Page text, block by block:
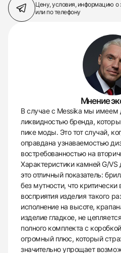
Цену, условия, информацию о
или по телефону
Мнение
В случае с Messika мы имеем
ликвидностью бренда,
пике моды. Это тот случай,
оправдана узнаваемостью
востребованностью на
Характеристики камней G/
это отличный показатель:
без мутности, что
восприятия изделия такого
исполнение на высоте,
изделие гладкое, не
полного комплекта с
огромный плюс, который
значительно упрощает